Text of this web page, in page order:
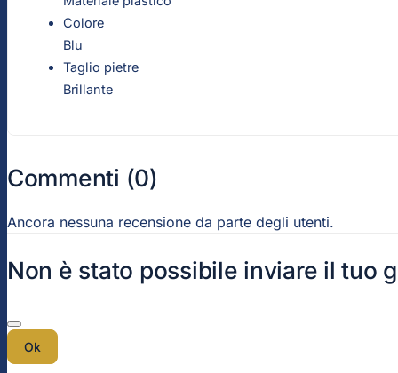
Colore
Blu
Taglio pietre
Brillante
Commenti (0)
Ancora nessuna recensione da parte degli utenti.
Non è stato possibile inviare il tuo
Ok